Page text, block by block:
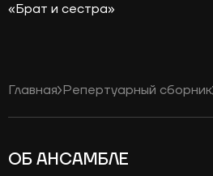
«Брат и сестра»
Главная Репертуарный сборник
ОБ АНСАМБЛЕ